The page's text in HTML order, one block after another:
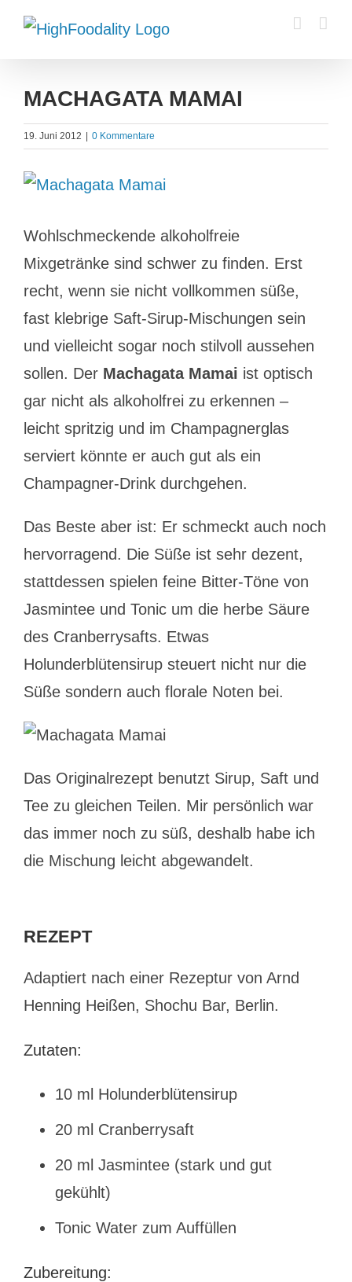
Zum
Inhalt
MACHAGATA MAMAI
19. Juni 2012 0 Kommentare
Zeige
Bild
Wohlschmeckende alkoholfreie
Mixgetränke sind schwer zu finden. Erst
recht, wenn sie nicht vollkommen süße,
fast klebrige Saft-Sirup-Mischungen sein
und vielleicht sogar noch stilvoll aussehen
sollen. Der Machagata Mamai ist optisch
gar nicht als alkoholfrei zu erkennen –
leicht spritzig und im Champagnerglas
serviert könnte er auch gut als ein
Champagner-Drink durchgehen.
Das Beste aber ist: Er schmeckt auch noch
hervorragend. Die Süße ist sehr dezent,
stattdessen spielen feine Bitter-Töne von
Jasmintee und Tonic um die herbe Säure
des Cranberrysafts. Etwas
Holunderblütensirup steuert nicht nur die
Süße sondern auch florale Noten bei.
Das Originalrezept benutzt Sirup, Saft und
Tee zu gleichen Teilen. Mir persönlich war
das immer noch zu süß, deshalb habe ich
die Mischung leicht abgewandelt.
REZEPT
Adaptiert nach einer Rezeptur von Arnd
Henning Heißen, Shochu Bar, Berlin.
Zutaten:
10 ml Holunderblütensirup
20 ml Cranberrysaft
20 ml Jasmintee (stark und gut
gekühlt)
Tonic Water zum Auffüllen
Zubereitung: